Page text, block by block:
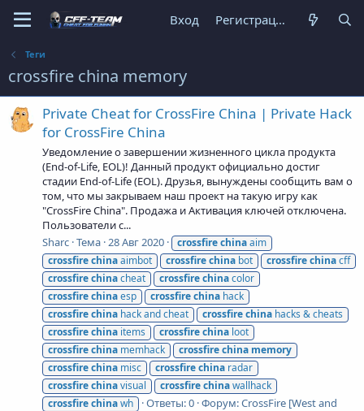
Вход Регистрация
Теги
crossfire china memory
Private Cheat for CrossFire China | Private Hack
for CrossFire China
Уведомление о завершении жизненного цикла продукта
(End-of-Life, EOL)! Данный продукт официально достиг
стадии End-of-Life (EOL). Друзья, вынуждены сообщить вам о
том, что мы закрываем наш проект на такую игру как
"CrossFire China". Продажа и Активация ключей отключена.
Пользователи с...
Sharc Тема 28 Авг 2020 crossfirechinaaim
crossfirechinaaimbot crossfirechina bot crossfirechinacff
crossfirechinacheat crossfirechinacolor
crossfirechinaesp crossfirechina hack
crossfirechina hack and cheat crossfirechina hacks & cheats
crossfirechina items crossfirechina loot
crossfirechina memhack crossfirechina memory
crossfirechina misc crossfirechina radar
crossfirechinavisual crossfirechinawallhack
crossfirechinawh Ответы: 0 Форум:CrossFire [West and